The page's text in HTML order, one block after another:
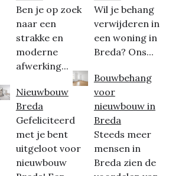
Ben je op zoek
naar een
strakke en
moderne
afwerking...
Nieuwbouw
Breda
Gefeliciteerd
met je bent
uitgeloot voor
nieuwbouw
Wil je behang
verwijderen in
een woning in
Breda? Ons...
Bouwbehang
voor
nieuwbouw in
Breda
Steeds meer
mensen in
Breda zien de